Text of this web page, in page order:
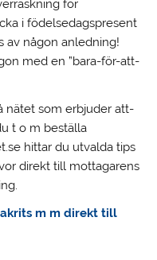
för
i födelsedagspresent
av någon anledning!
med en ”bara-för-att-
nätet som erbjuder att-
t o m beställa
hittar du utvalda tips
direkt till mottagarens
m m direkt till